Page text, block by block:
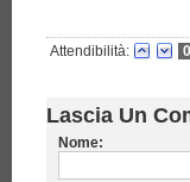
Attendibilità: 0
Lascia Un
Nome: